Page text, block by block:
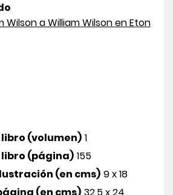
Wilson a William Wilson en Eton
libro (volumen) 1
libro (página) 155
(en cms) 9 x 18